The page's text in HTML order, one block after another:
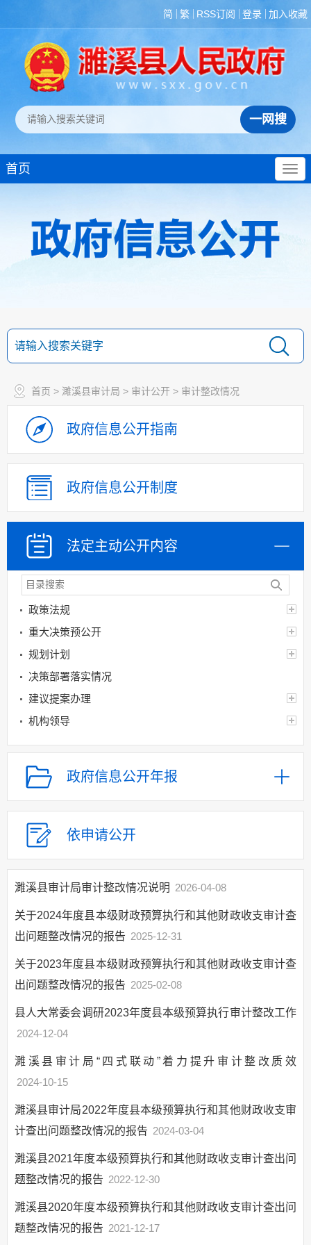
简 繁 RSS订阅 登录 加入收藏
首页
首页 > 濉溪县审计局 > 审计公开 > 审计整改情况
政府信息公开指南
政府信息公开制度
法定主动公开内容
政策法规
重大决策预公开
规划计划
决策部署落实情况
建议提案办理
机构领导
机构设置
人事信息
财政资金
应急管理
乡村振兴（精准脱贫）
整情况
公共服务和中介服务
行政权力运行
网上政务服务
招标采购
新闻发布
监督保障
制度和计划
审计结果
重大政策跟踪审计
审计整改情况
政府信息公开年报
依申请公开
濉溪县审计局审计整改情况说明 2026-04-08
关于2024年度县本级财政预算执行和其他财政收支审计查
出问题整改情况的报告 2025-12-31
关于2023年度县本级财政预算执行和其他财政收支审计查
出问题整改情况的报告 2025-02-08
县人大常委会调研2023年度县本级预算执行审计整改工作
2024-12-04
濉溪县审计局“四式联动”着力提升审计整改质效
2024-10-15
濉溪县审计局2022年度县本级预算执行和其他财政收支审
计查出问题整改情况的报告 2024-03-04
濉溪县2021年度本级预算执行和其他财政收支审计查出问
题整改情况的报告 2022-12-30
濉溪县2020年度本级预算执行和其他财政收支审计查出问
题整改情况的报告 2021-12-17